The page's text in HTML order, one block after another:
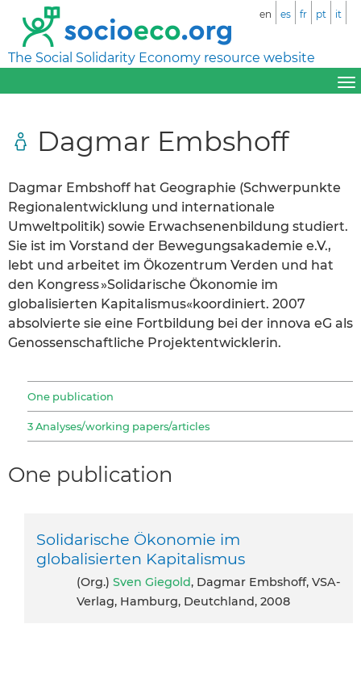
The Social Solidarity Economy resource website
en es fr pt it
Dagmar Embshoff
Dagmar Embshoff hat Geographie (Schwerpunkte
Regionalentwicklung und internationale
Umweltpolitik) sowie Erwachsenenbildung studiert.
Sie ist im Vorstand der Bewegungsakademie e.V.,
lebt und arbeitet im Ökozentrum Verden und hat
den Kongress »Solidarische Ökonomie im
globalisierten Kapitalismus«koordiniert. 2007
absolvierte sie eine Fortbildung bei der innova eG als
Genossenschaftliche Projektentwicklerin.
One publication
3 Analyses/working papers/articles
One publication
Solidarische Ökonomie im
globalisierten Kapitalismus
(org.) Sven Giegold, Dagmar Embshoff, VSA-
Verlag, Hamburg, Deutchland, 2008